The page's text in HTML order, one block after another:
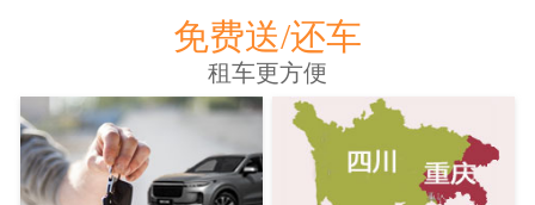
免费送/还车
租车更方便